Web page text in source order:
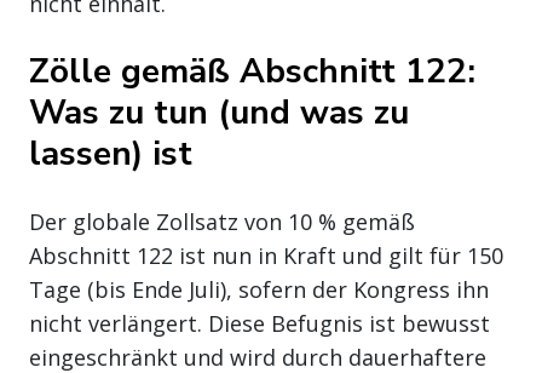
Zölle gemäß Abschnitt 122:
Was zu tun (und was zu
lassen) ist
Der globale Zollsatz von 10 % gemäß
Abschnitt 122 ist nun in Kraft und gilt für 150
Tage (bis Ende Juli), sofern der Kongress ihn
nicht verlängert. Diese Befugnis ist bewusst
eingeschränkt und wird durch dauerhaftere